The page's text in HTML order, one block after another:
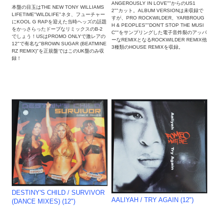
本盤の目玉はTHE NEW TONY WILLIAMS
LIFETIME"WILDLIFE"ネタ、フューチャー
にKOOL G RAPを迎えた当時ヘッズの話題
をかっさらったドープなリミックスのB-2
でしょう！USはPROMO ONLYで激レアの
12"で有名な"BROWN SUGAR (BEATMINE
RZ REMIX)"を正規盤ではこのUK盤のみ収
録！
ANGEROUSLY IN LOVE""からのUS1
2""カット。ALBUM VERSIONは未収録で
すが、PRO ROCKWILDER、YARBROUG
H & PEOPLES""DON'T STOP THE MUSI
C""をサンプリングした電子音炸裂のアッパ
ーなREMIXとなるROCKWILDER REMIX他
3種類のHOUSE REMIXを収録。
DESTINY'S CHILD / SURVIVOR
(DANCE MIXES) (12")
AALIYAH / TRY AGAIN (12")